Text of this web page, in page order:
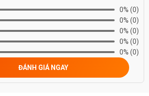
0% (0)
0% (0)
0% (0)
0% (0)
0% (0)
ĐÁNH GIÁ NGAY